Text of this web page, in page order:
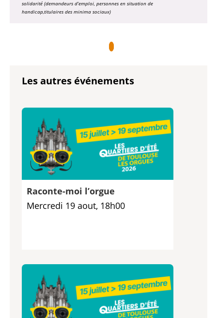
solidarité (demandeurs d’emploi, personnes en situation de
handicap,titulaires des minima sociaux)
Les autres événements
Raconte-moi l’orgue
Mercredi 19 aout, 18h00